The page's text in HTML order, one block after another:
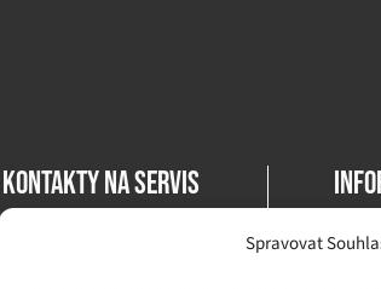
Spravovat
Kontakty na servis